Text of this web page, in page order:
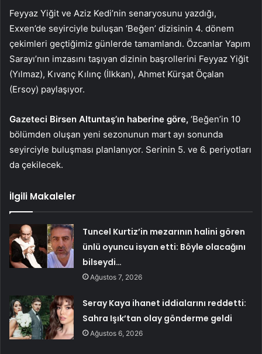
Feyyaz Yiğit ve Aziz Kedi’nin senaryosunu yazdığı,
Exxen’de seyirciyle buluşan ‘Beğen’ dizisinin 4. dönem
çekimleri geçtiğimiz günlerde tamamlandı. Özcanlar Yapım
Sarayı’nın imzasını taşıyan dizinin başrollerini Feyyaz Yiğit
(Yılmaz), Kıvanç Kılınç (İlkkan), Ahmet Kürşat Öçalan
(Ersoy) paylaşıyor.
Gazeteci Birsen Altuntaş’ın haberine göre, ‘Beğen’in 10
bölümden oluşan yeni sezonunun mart ayı sonunda
seyirciyle buluşması planlanıyor. Serinin 5. ve 6. periyotları
da çekilecek.
İlgili Makaleler
Tuncel Kurtiz’in mezarının halini gören
ünlü oyuncu isyan etti: Böyle olacağını
bilseydi…
Ağustos 7, 2026
Seray Kaya ihanet iddialarını reddetti:
Sahra Işık’tan olay gönderme geldi
Ağustos 6, 2026